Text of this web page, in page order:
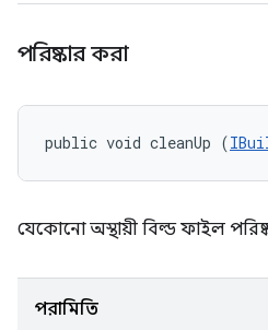
পরিষ্কার করা
public void cleanUp (
যেকোনো অস্থায়ী বিল্ড ফাইল
পরামিতি